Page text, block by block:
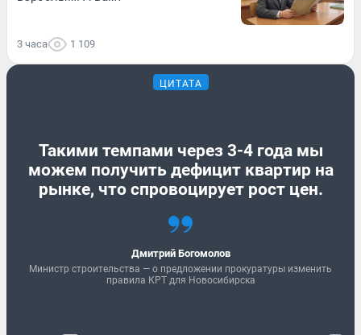
3 часа 1 109
ЦИТАТА
Такими темпами через 3-4 года мы
можем получить дефицит квартир на
рынке, что спровоцирует рост цен.
Дмитрий Богомолов
Министр строительства — о предложении прокуратуры изменить
правила КРТ для Новосибирска